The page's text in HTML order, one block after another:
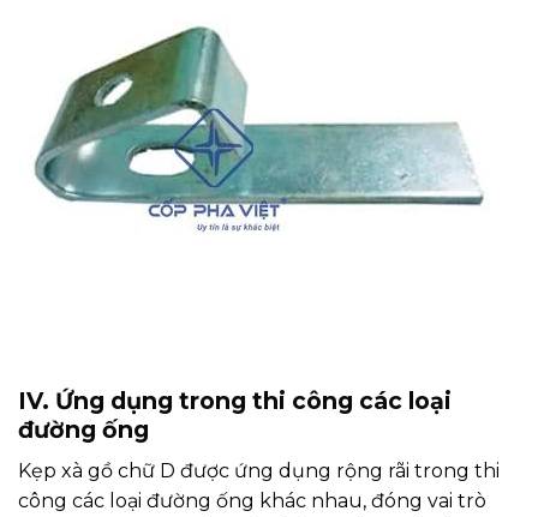
IV. Ứng dụng trong thi công các loại
đường ống
Kẹp xà gồ chữ D được ứng dụng rộng rãi trong thi
công các loại đường ống khác nhau, đóng vai trò